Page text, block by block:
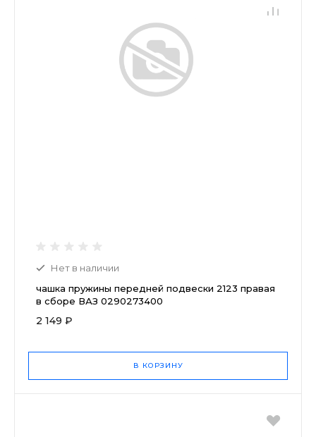
Нет в наличии
чашка пружины передней подвески 2123 правая
в сборе ВАЗ 0290273400
2 149 ₽
В КОРЗИНУ